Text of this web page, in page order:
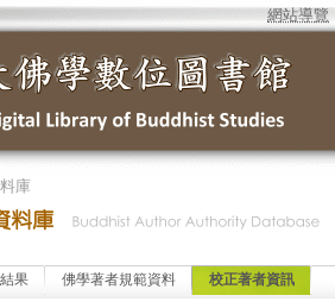
網站導覽
庫
果 佛學著者規範資料 校正著者資訊